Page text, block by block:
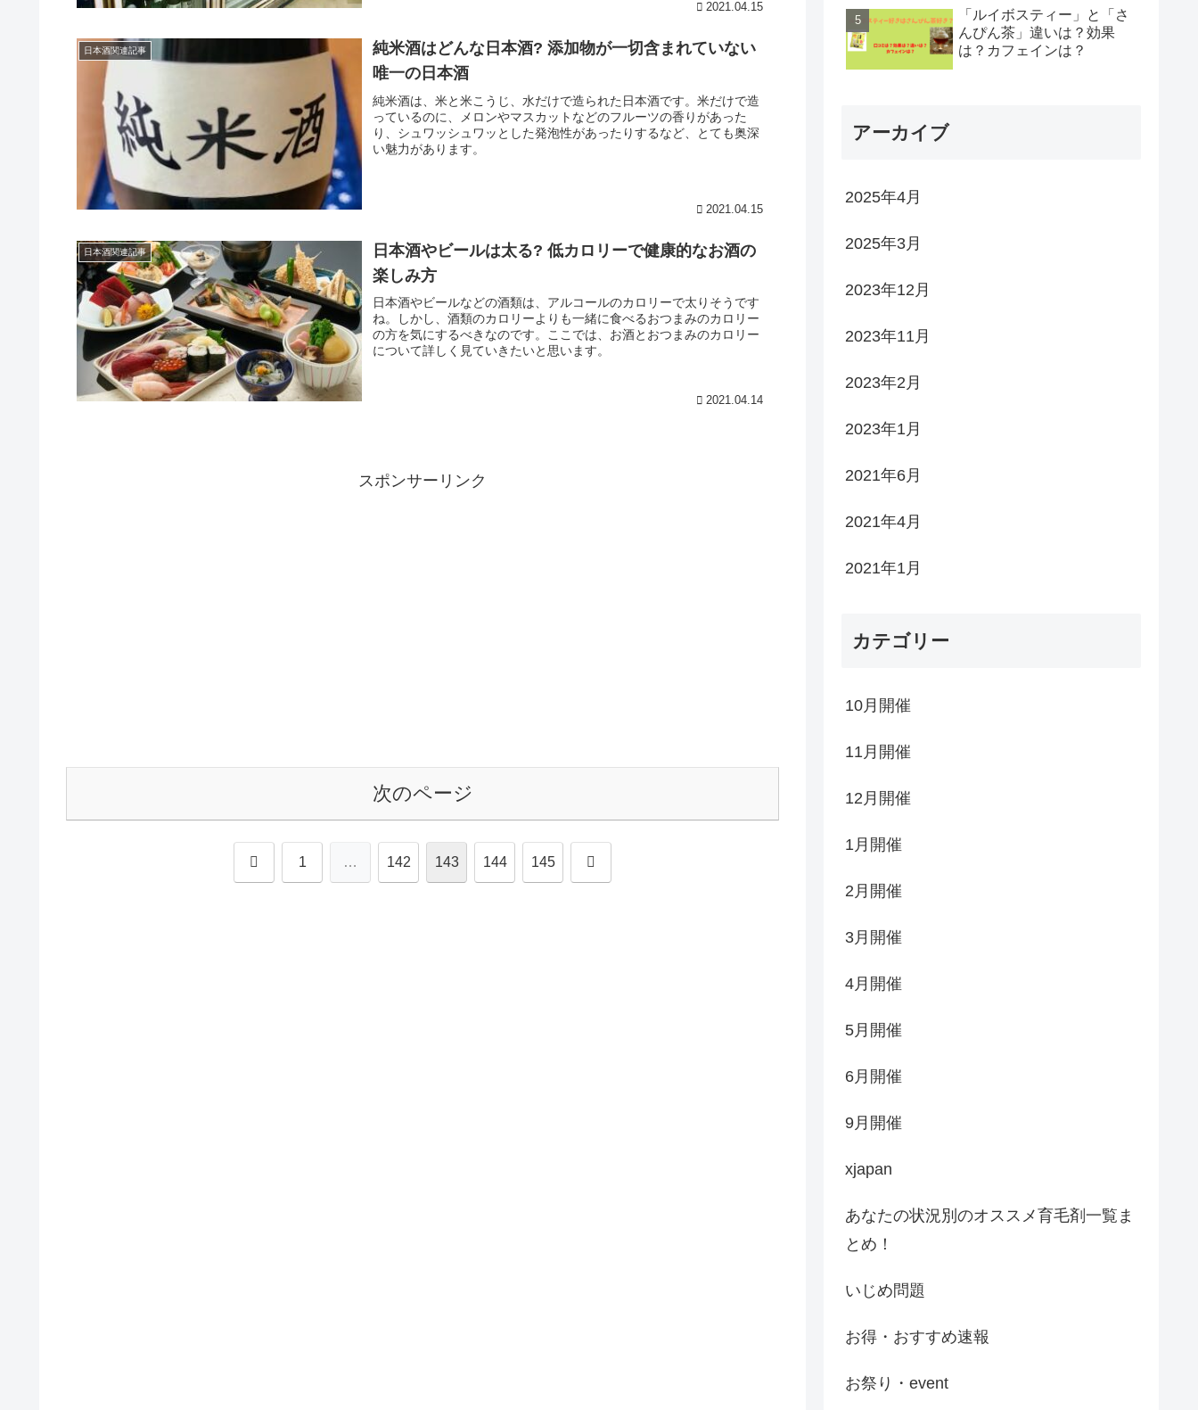
2021.04.15
日本酒関連記事
純米酒はどんな日本酒? 添加物が一切含まれていない
唯一の日本酒
純米酒は、米と米こうじ、水だけで造られた日本酒です。米だけで造
っているのに、メロンやマスカットなどのフルーツの香りがあった
り、シュワッシュワッとした発泡性があったりするなど、とても奥深
い魅力があります。
2021.04.15
日本酒関連記事
日本酒やビールは太る? 低カロリーで健康的なお酒の
楽しみ方
日本酒やビールなどの酒類は、アルコールのカロリーで太りそうです
ね。しかし、酒類のカロリーよりも一緒に食べるおつまみのカロリー
の方を気にするべきなのです。ここでは、お酒とおつまみのカロリー
について詳しく見ていきたいと思います。
2021.04.14
スポンサーリンク
次のページ
前 1 … 142 143 144 145 次
「ルイボスティー」と「さ
んぴん茶」違いは？効果
は？カフェインは？
アーカイブ
2025年4月
2025年3月
2023年12月
2023年11月
2023年2月
2023年1月
2021年6月
2021年4月
2021年1月
カテゴリー
10月開催
11月開催
12月開催
1月開催
2月開催
3月開催
4月開催
5月開催
6月開催
9月開催
xjapan
あなたの状況別のオススメ育毛剤一覧ま
とめ！
いじめ問題
お得・おすすめ速報
お祭り・event